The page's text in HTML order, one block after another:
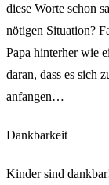
diese Worte schon
nötigen Situation?
Papa hinterher wie
daran, dass es sich
anfangen…
Dankbarkeit
Kinder sind